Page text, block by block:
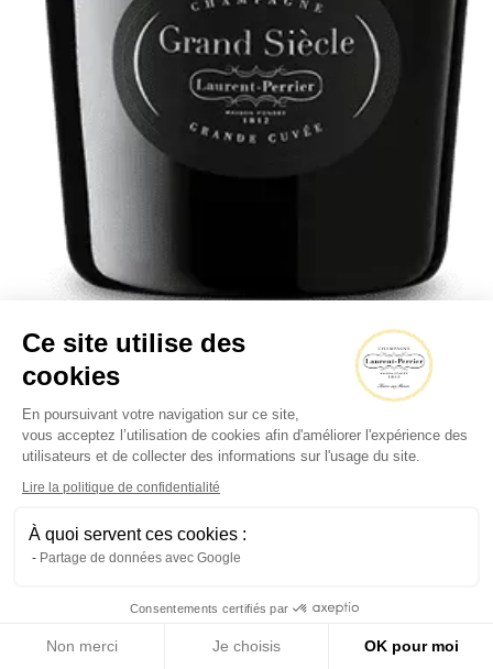
Grand Siècle
Ce site utilise des
cookies
En poursuivant votre navigation sur ce site,
vous acceptez l’utilisation de cookies afin d'améliorer l'expérience des
utilisateurs et de collecter des informations sur l'usage du site.
Lire la politique de confidentialité
À quoi servent ces cookies :
Partage de données avec Google
Consentements certifiés par
Non merci Je choisis OK pour moi